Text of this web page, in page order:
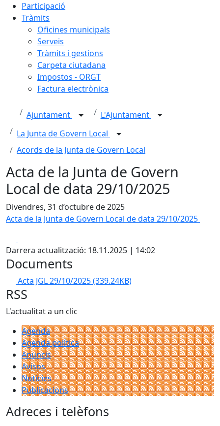
Participació
Tràmits
Oficines municipals
Serveis
Tràmits i gestions
Carpeta ciutadana
Impostos - ORGT
Factura electrònica
Ajuntament
L'Ajuntament
La Junta de Govern Local
Acords de la Junta de Govern Local
Acta de la Junta de Govern
Local de data 29/10/2025
Divendres, 31 d’octubre de 2025
Acta de la Junta de Govern Local de data 29/10/2025
Darrera actualització: 18.11.2025 | 14:02
Documents
Acta JGL 29/10/2025(339.24KB)
RSS
L'actualitat a un clic
Agenda
Agenda política
Anuncis
Avisos
Notícies
Publicacions
Adreces i telèfons